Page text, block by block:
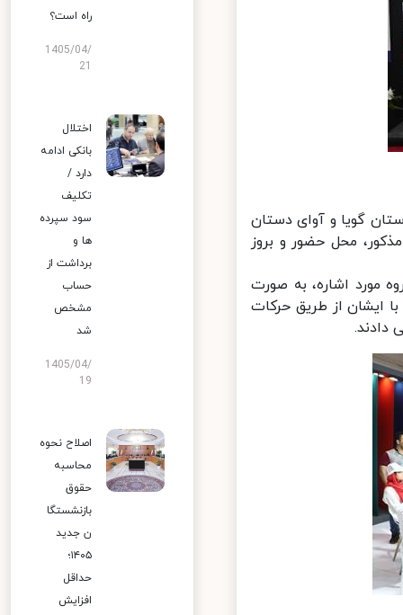
گویا و آوای دستان
محل حضور و بروز
مورد اشاره، به صورت
ایشان از طریق حرکات
راه است؟
1405/04/
اختلال
بانکی ادامه
دارد /
تکلیف
سود سپرده
ها و
برداشت از
حساب
مشخص
شد
1405/04/
19
اصلاح نحوه
محاسبه
حقوق
بازنشستگا
ن جدید
۱۴۰۵؛
حداقل
افزایش